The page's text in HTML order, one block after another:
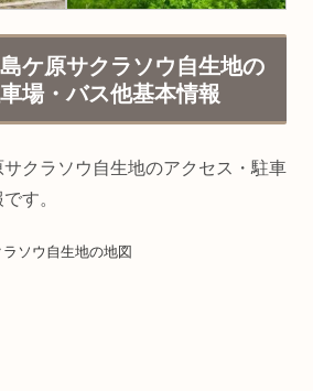
ケ原サクラソウ自生地の
場・バス他基本情報
クラソウ自生地のアクセス・駐車
す。
ソウ自生地の地図